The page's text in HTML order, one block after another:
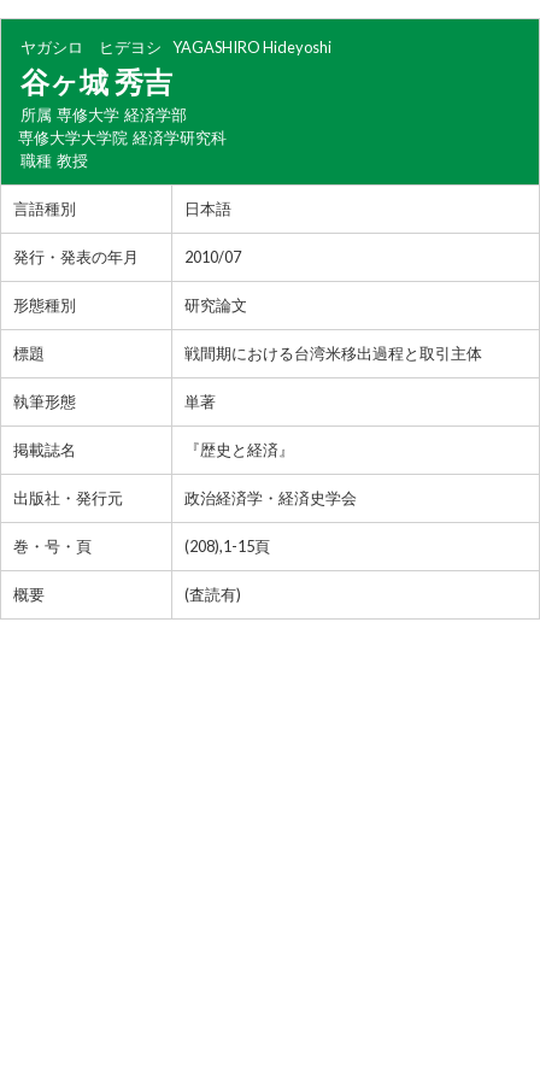
ヤガシロ ヒデヨシ YAGASHIRO Hideyoshi
谷ヶ城 秀吉
所属 専修大学 経済学部
専修大学大学院 経済学研究科
職種 教授
言語種別 日本語
発行・発表の年月 2010/07
形態種別 研究論文
標題 戦間期における台湾米移出過程と取引主体
執筆形態 単著
掲載誌名 『歴史と経済』
出版社・発行元 政治経済学・経済史学会
巻・号・頁 (208),1-15頁
概要 (査読有)